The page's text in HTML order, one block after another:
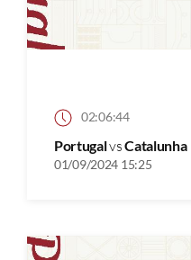
02:06:44
PortugalvsCatalunha
01/09/2024 15:25